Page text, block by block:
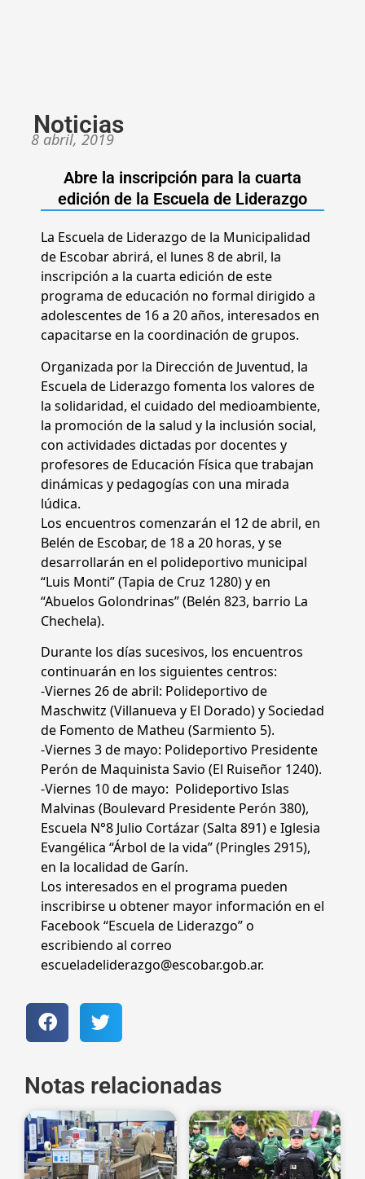
Noticias
8 abril, 2019
Abre la inscripción para la cuarta
edición de la Escuela de Liderazgo
La Escuela de Liderazgo de la Municipalidad
de Escobar abrirá, el lunes 8 de abril, la
inscripción a la cuarta edición de este
programa de educación no formal dirigido a
adolescentes de 16 a 20 años, interesados en
capacitarse en la coordinación de grupos.
Organizada por la Dirección de Juventud, la
Escuela de Liderazgo fomenta los valores de
la solidaridad, el cuidado del medioambiente,
la promoción de la salud y la inclusión social,
con actividades dictadas por docentes y
profesores de Educación Física que trabajan
dinámicas y pedagogías con una mirada
lúdica.
Los encuentros comenzarán el 12 de abril, en
Belén de Escobar, de 18 a 20 horas, y se
desarrollarán en el polideportivo municipal
“Luis Monti” (Tapia de Cruz 1280) y en
“Abuelos Golondrinas” (Belén 823, barrio La
Chechela).
Durante los días sucesivos, los encuentros
continuarán en los siguientes centros:
-Viernes 26 de abril: Polideportivo de
Maschwitz (Villanueva y El Dorado) y Sociedad
de Fomento de Matheu (Sarmiento 5).
-Viernes 3 de mayo: Polideportivo Presidente
Perón de Maquinista Savio (El Ruiseñor 1240).
-Viernes 10 de mayo: Polideportivo Islas
Malvinas (Boulevard Presidente Perón 380),
Escuela N°8 Julio Cortázar (Salta 891) e Iglesia
Evangélica “Árbol de la vida” (Pringles 2915),
en la localidad de Garín.
Los interesados en el programa pueden
inscribirse u obtener mayor información en el
Facebook “Escuela de Liderazgo” o
escribiendo al correo
escueladeliderazgo@escobar.gob.ar.
Notas relacionadas